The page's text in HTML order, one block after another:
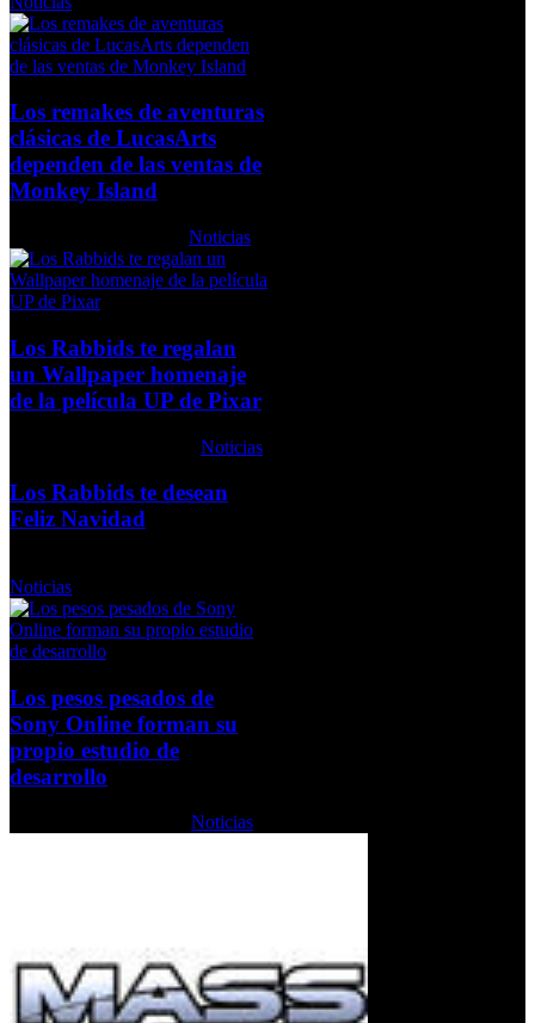
Los remakes de aventuras
clásicas de LucasArts
dependen de las ventas de
Monkey Island
Noticias
Los Rabbids te regalan
un Wallpaper homenaje
de la película UP de Pixar
Noticias
Los Rabbids te desean
Feliz Navidad
Noticias
Los pesos pesados de
Sony Online forman su
propio estudio de
desarrollo
Noticias